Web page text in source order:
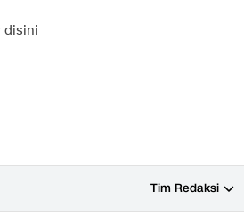
disini
Tim Redaksi